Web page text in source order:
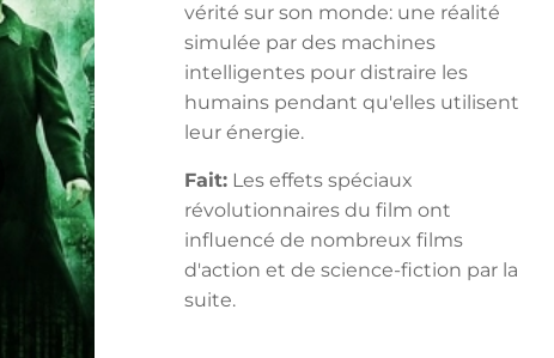
vérité sur son monde: une réalité
simulée par des machines
intelligentes pour distraire les
humains pendant qu'elles utilisent
leur énergie.
Fait: Les effets spéciaux
révolutionnaires du film ont
influencé de nombreux films
d'action et de science-fiction par la
suite.